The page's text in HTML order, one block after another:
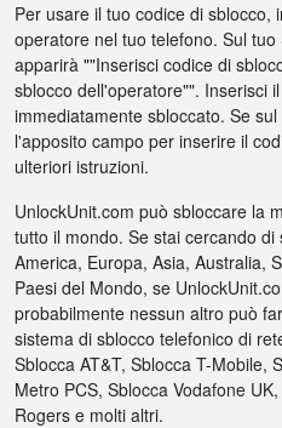
Per usare il tuo codice di sblocco,
operatore nel tuo telefono. Sul
apparirà ""Inserisci codice di
sblocco dell'operatore"". Inserisci
immediatamente sbloccato. Se
l'apposito campo per inserire il
ulteriori istruzioni.
UnlockUnit.com può sbloccare la
tutto il mondo. Se stai cercando
America, Europa, Asia, Australia,
Paesi del Mondo, se
probabilmente nessun altro può
sistema di sblocco telefonico di
Sblocca AT&T, Sblocca T-Mobile,
Metro PCS, Sblocca Vodafone
Rogers e molti altri.